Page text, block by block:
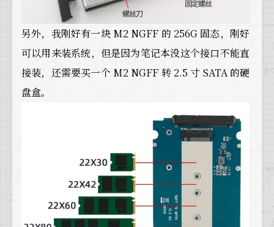
另外，我刚好有一块 M2 NGFF 的 256G 固态，刚好
可以用来装系统，但是因为笔记本没这个接口不能直
接装，还需要买一个 M2 NGFF 转 2.5 寸 SATA 的硬
盘盒。